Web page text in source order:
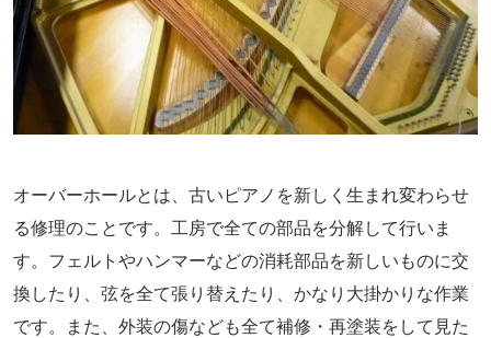
オーバーホールとは、古いピアノを新しく生まれ変わらせ
る修理のことです。工房で全ての部品を分解して行いま
す。フェルトやハンマーなどの消耗部品を新しいものに交
換したり、弦を全て張り替えたり、かなり大掛かりな作業
です。また、外装の傷なども全て補修・再塗装をして見た